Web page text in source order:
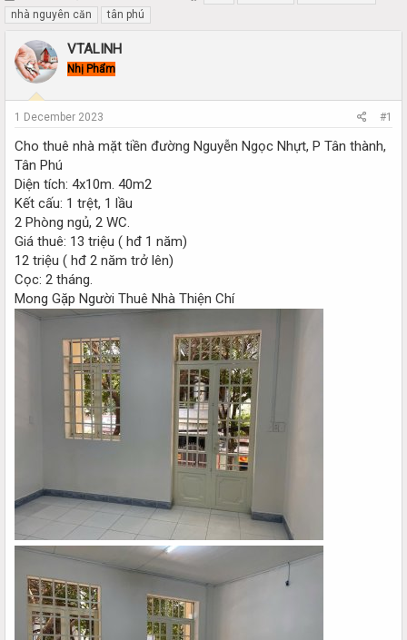
h
r
e
a
d
a
r
t
e
r
t
a
r
t
d
e
nhà nguyên căn
tân phú
VTALINH
Nhị Phẩm
1 December 2023 #1
Cho thuê nhà mặt tiền đường Nguyễn Ngọc Nhựt, P Tân thành,
Tân Phú
Diện tích: 4x10m. 40m2
Kết cấu: 1 trệt, 1 lầu
2 Phòng ngủ, 2 WC.
Giá thuê: 13 triệu ( hđ 1 năm)
12 triệu ( hđ 2 năm trở lên)
Cọc: 2 tháng.
Mong Gặp Người Thuê Nhà Thiện Chí